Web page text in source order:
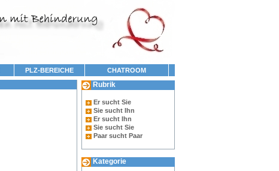
PLZ-BEREICHE CHATROOM
Rubrik
Er sucht Sie
Sie sucht Ihn
Er sucht Ihn
Sie sucht Sie
Paar sucht Paar
Kategorie